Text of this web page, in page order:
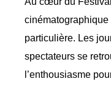
particulière. Les
spectateurs se
l’enthousiasme